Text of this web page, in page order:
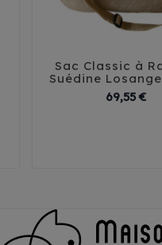
 
Sac Classic à
Suédine
69,55 €Prix